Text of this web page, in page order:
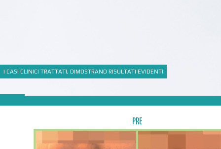
I CASI CLINICI TRATTATI, DIMOSTRANO RISULTATI EVIDENTI
PRE